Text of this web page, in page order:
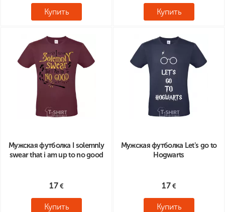
Купить Купить
Мужская футболка I solemnly
swear that i am up to no good
17
Купить
Мужская футболка Let's go to
Hogwarts
17
Купить